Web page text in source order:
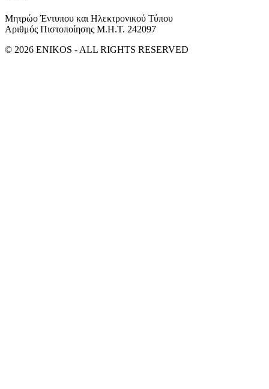
Μητρώο Έντυπου και Ηλεκτρονικού Τύπου
Αριθμός Πιστοποίησης Μ.Η.Τ. 242097
© 2026 ENIKOS - ALL RIGHTS RESERVED